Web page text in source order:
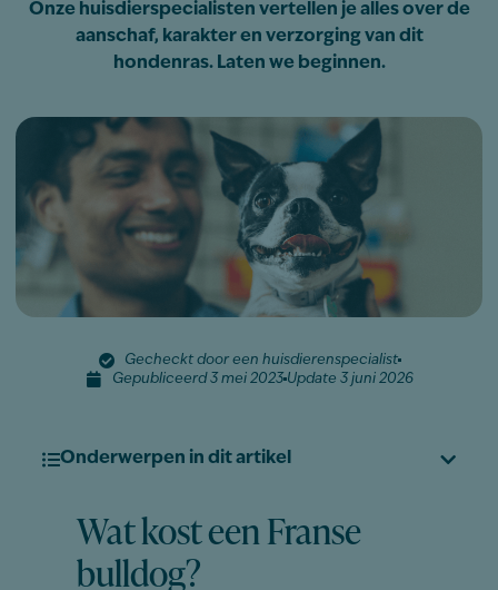
Onze huisdierspecialisten vertellen je alles over de
aanschaf, karakter en verzorging van dit
hondenras. Laten we beginnen.
Gecheckt door een huisdierenspecialist
Gepubliceerd 3 mei 2023 Update 3 juni 2026
Onderwerpen in dit artikel
Wat kost een Franse
bulldog?